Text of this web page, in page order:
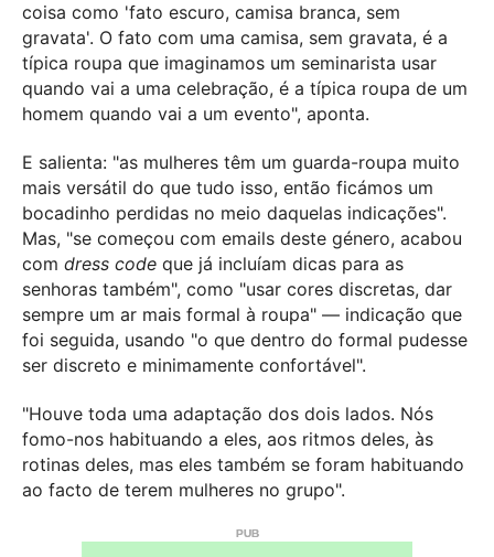
coisa como 'fato escuro, camisa branca, sem
gravata'. O fato com uma camisa, sem gravata, é a
típica roupa que imaginamos um seminarista usar
quando vai a uma celebração, é a típica roupa de um
homem quando vai a um evento", aponta.
E salienta: "as mulheres têm um guarda-roupa muito
mais versátil do que tudo isso, então ficámos um
bocadinho perdidas no meio daquelas indicações".
Mas, "se começou com emails deste género, acabou
com dress code que já incluíam dicas para as
senhoras também", como "usar cores discretas, dar
sempre um ar mais formal à roupa" — indicação que
foi seguida, usando "o que dentro do formal pudesse
ser discreto e minimamente confortável".
"Houve toda uma adaptação dos dois lados. Nós
fomo-nos habituando a eles, aos ritmos deles, às
rotinas deles, mas eles também se foram habituando
ao facto de terem mulheres no grupo".